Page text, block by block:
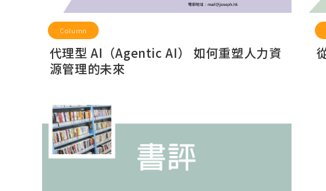
Column
代理型 AI（Agentic AI） 如何重塑人力資
源管理的未來